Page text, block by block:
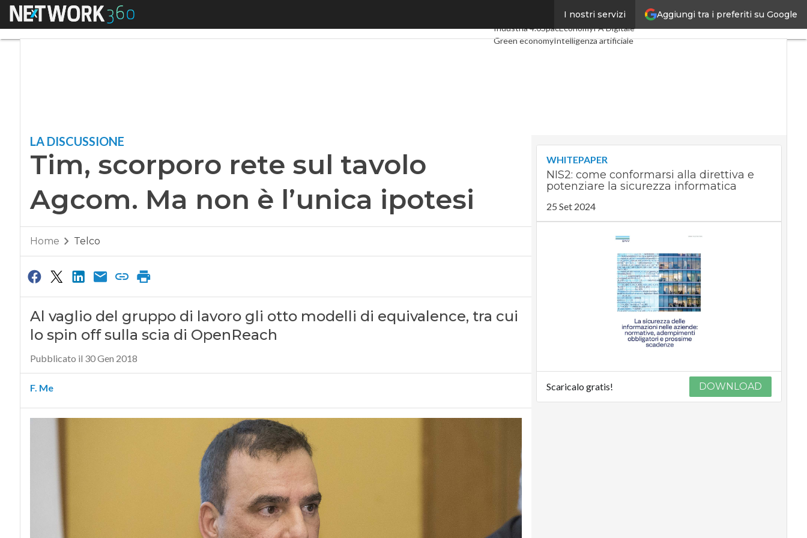
Aggiungi tra i preferiti su Google
I nostri servizi
Menu Digital EconomyTelco
Industria 4.0SpacEconomyPA Digitale
Green economyIntelligenza artificiale
LA DISCUSSIONE
Tim, scorporo rete sul tavolo
Agcom. Ma non è l’unica ipotesi
Home Telco
Al vaglio del gruppo di lavoro gli otto modelli di equivalence, tra cui
lo spin off sulla scia di OpenReach
Pubblicato il 30 Gen 2018
F. Me
WHITEPAPER
NIS2: come conformarsi alla direttiva e
potenziare la sicurezza informatica
25 Set 2024
Scaricalo gratis! DOWNLOAD